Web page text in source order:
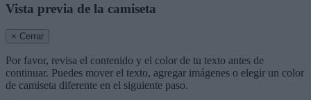
Vista previa de la camiseta
× Cerrar
Por favor, revisa el contenido y el color de tu texto antes de
continuar. Puedes mover el texto, agregar imágenes o elegir un color
de camiseta diferente en el siguiente paso.